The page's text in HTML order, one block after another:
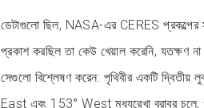
ডেটাগুলো ছিল, NASA-এর CERES প্রকল্পের
প্রকাশ করছিল তা কেউ খেয়াল করেনি,
সেগুলো বিশ্লেষণ করেন: পৃথিবীর একটি
East এবং 153° West মধ্যরেখা বরাবর চলে,